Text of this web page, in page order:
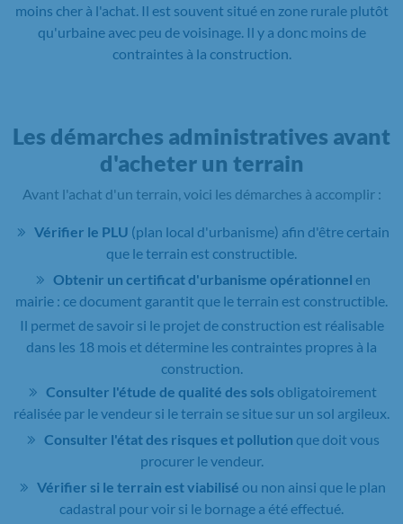
moins cher à l'achat. Il est souvent situé en zone rurale plutôt
qu'urbaine avec peu de voisinage. Il y a donc moins de
contraintes à la construction.
Les démarches administratives avant
d'acheter un terrain
Avant l'achat d'un terrain, voici les démarches à accomplir :
Vérifier le PLU (plan local d'urbanisme) afin d'être certain
que le terrain est constructible.
Obtenir un certificat d'urbanisme opérationnel en
mairie : ce document garantit que le terrain est constructible.
Il permet de savoir si le projet de construction est réalisable
dans les 18 mois et détermine les contraintes propres à la
construction.
Consulter l'étude de qualité des sols obligatoirement
réalisée par le vendeur si le terrain se situe sur un sol argileux.
Consulter l'état des risques et pollution que doit vous
procurer le vendeur.
Vérifier si le terrain est viabilisé ou non ainsi que le plan
cadastral pour voir si le bornage a été effectué.